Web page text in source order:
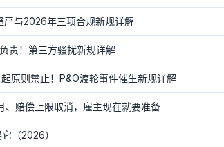
严与2026年三项合规新规详解
责！第三方骚扰新规详解
原则禁止！P&O渡轮事件催生新规详解
赔偿上限取消，雇主现在就要准备
（2026）